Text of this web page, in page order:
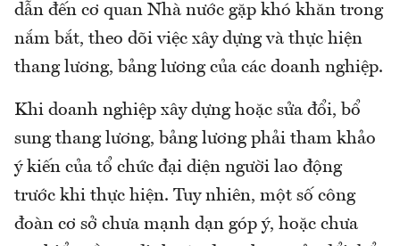
dẫn đến cơ quan Nhà nước gặp khó khăn trong
nắm bắt, theo dõi việc xây dựng và thực hiện
thang lương, bảng lương của các doanh nghiệp.
Khi doanh nghiệp xây dựng hoặc sửa đổi, bổ
sung thang lương, bảng lương phải tham khảo
ý kiến của tổ chức đại diện người lao động
trước khi thực hiện. Tuy nhiên, một số công
đoàn cơ sở chưa mạnh dạn góp ý, hoặc chưa